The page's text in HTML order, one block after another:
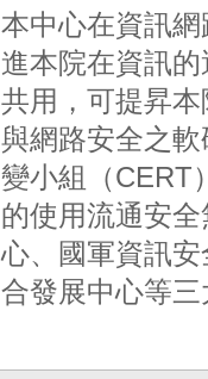
本中心在資訊
進本院在資訊
共用，可提昇
與網路安全之
變小組（CERT
的使用流通安
心、國軍資訊
合發展中心等